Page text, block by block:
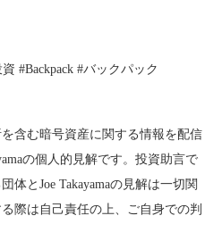
#Backpack #バックパック
含む暗号資産に関する情報を配信
の個人的見解です。投資助言で
体とJoe Takayamaの見解は一切関
際は自己責任の上、ご自身での判